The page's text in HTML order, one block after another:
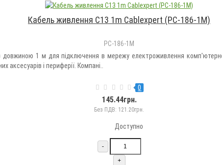
Кабель живлення C13 1m Cablexpert (PC-186-1M)
PC-186-1M
1 м для підключення в мережу електроживлення комп'ютерної
аксесуарів і периферії. Компані..
0
145.44грн.
Без ПДВ: 121.20грн.
Доступно
-
+